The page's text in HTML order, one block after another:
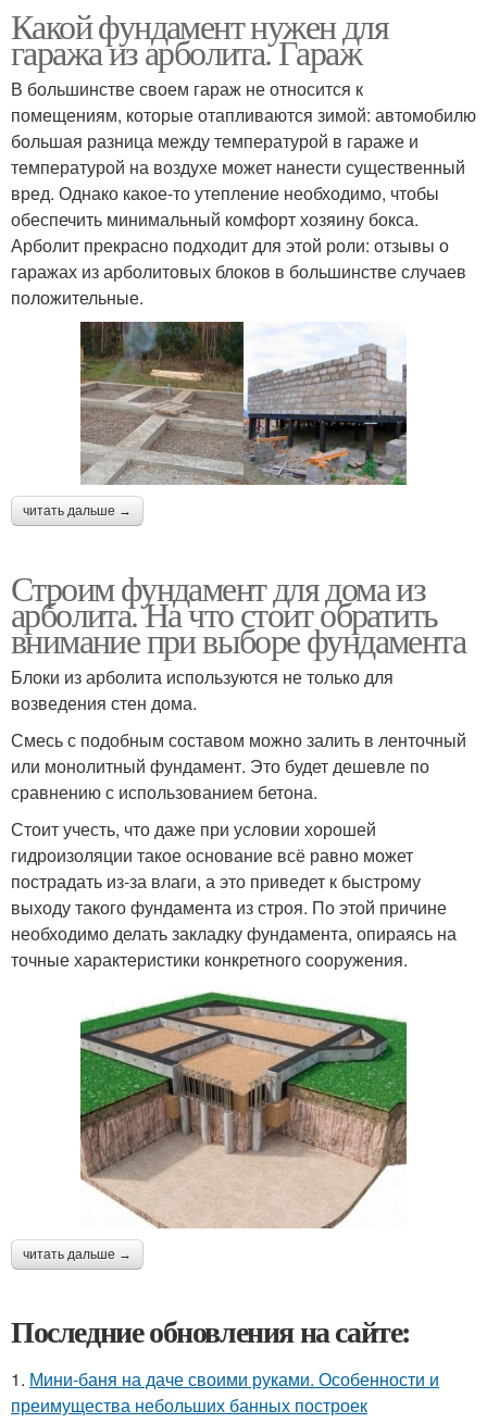
Какой фундамент нужен для
гаража из арболита. Гараж
В большинстве своем гараж не относится к
помещениям, которые отапливаются зимой: автомобилю
большая разница между температурой в гараже и
температурой на воздухе может нанести существенный
вред. Однако какое-то утепление необходимо, чтобы
обеспечить минимальный комфорт хозяину бокса.
Арболит прекрасно подходит для этой роли: отзывы о
гаражах из арболитовых блоков в большинстве случаев
положительные.
читать дальше →
Строим фундамент для дома из
арболита. На что стоит обратить
внимание при выборе фундамента
Блоки из арболита используются не только для
возведения стен дома.
Смесь с подобным составом можно залить в ленточный
или монолитный фундамент. Это будет дешевле по
сравнению с использованием бетона.
Стоит учесть, что даже при условии хорошей
гидроизоляции такое основание всё равно может
пострадать из-за влаги, а это приведет к быстрому
выходу такого фундамента из строя. По этой причине
необходимо делать закладку фундамента, опираясь на
точные характеристики конкретного сооружения.
читать дальше →
Последние обновления на сайте:
1. Мини-баня на даче своими руками. Особенности и
преимущества небольших банных построек